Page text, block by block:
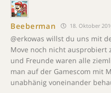
Beeberman 18. Oktober
@erkowas willst du uns mit
Move noch nicht ausprobiert
und Freunde waren alle
man auf der Gamescom mit
unabhänig voneinander